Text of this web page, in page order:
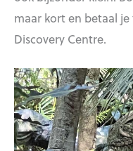
maar kort en betaal
Discovery Centre.